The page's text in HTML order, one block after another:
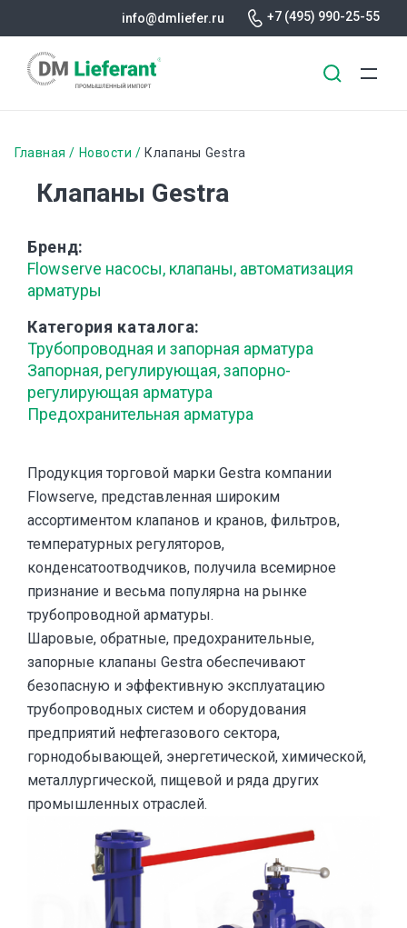
содержанию
info@dmliefer.ru +7 (495) 990-25-55
Строка
навигации
Главная Новости Клапаны Gestra
Клапаны Gestra
Бренд
Flowserve насосы, клапаны, автоматизация
арматуры
Категория каталога
Трубопроводная и запорная арматура
Запорная, регулирующая, запорно-
регулирующая арматура
Предохранительная арматура
Продукция торговой марки Gestra компании
Flowserve, представленная широким
ассортиментом клапанов и кранов, фильтров,
температурных регуляторов,
конденсатоотводчиков, получила всемирное
признание и весьма популярна на рынке
трубопроводной арматуры.
Шаровые, обратные, предохранительные,
запорные клапаны Gestra обеспечивают
безопасную и эффективную эксплуатацию
трубопроводных систем и оборудования
предприятий нефтегазового сектора,
горнодобывающей, энергетической, химической,
металлургической, пищевой и ряда других
промышленных отраслей.